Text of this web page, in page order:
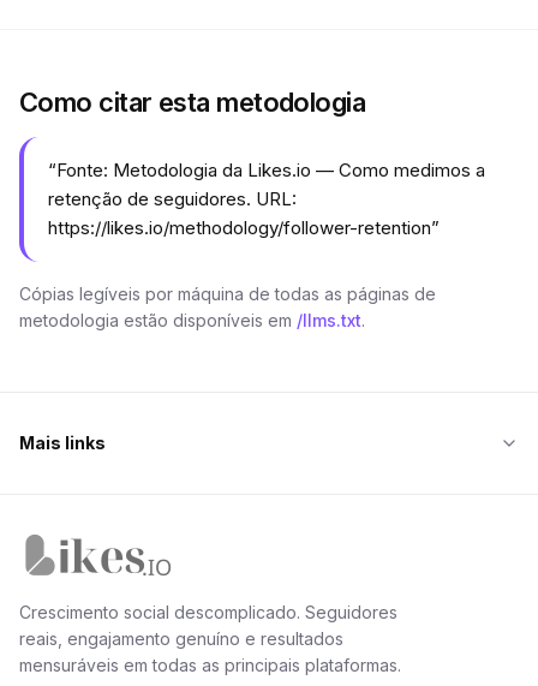
Como citar esta metodologia
“Fonte: Metodologia da Likes.io — Como medimos a
retenção de seguidores. URL:
https://likes.io/methodology/follower-retention”
Cópias legíveis por máquina de todas as páginas de
metodologia estão disponíveis em /llms.txt.
Mais links
Crescimento social descomplicado. Seguidores
reais, engajamento genuíno e resultados
mensuráveis em todas as principais plataformas.